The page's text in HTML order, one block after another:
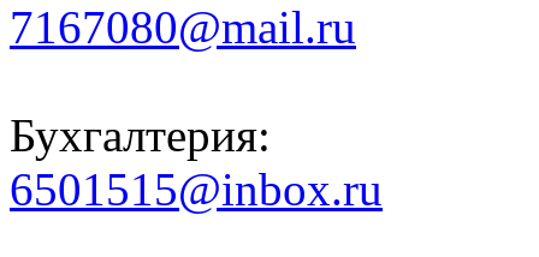
7167080@mail.ru
Бухгалтерия:
6501515@inbox.ru